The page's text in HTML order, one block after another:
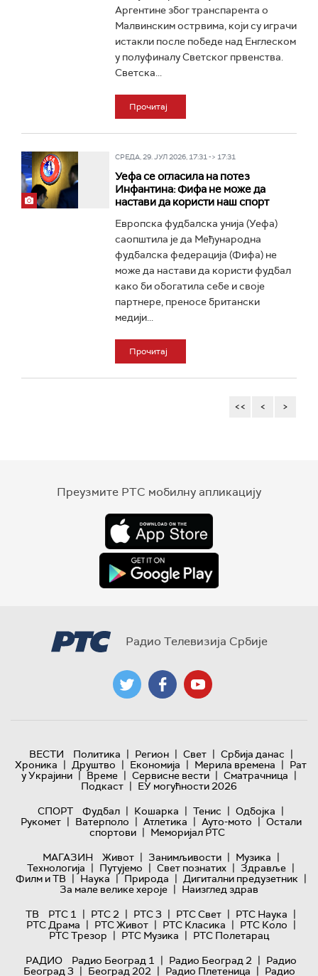
Аргентине због транспарента о
Малвинским острвима, који су играчи
истакли после победе над Енглеском
у полуфиналу Светског првенства.
Светска...
Прочитај
СРЕДА, 29. ЈУЛ 2026, 17:31 -> 17:31
Уефа се огласила на потез
Инфантина: Фифа не може да
настави да користи наш спорт
Европска фудбалска унија (Уефа)
саопштила је да Међународна
фудбалска федерација (Фифа) не
може да настави да користи фудбал
како би обогатила себе и своје
партнере, преносе британски
медији...
Прочитај
<< < >
Преузмите РТС мобилну апликацију
Радио Телевизија Србије
ВЕСТИ Политика | Регион | Свет | Србија данас |
Хроника | Друштво | Економија | Мерила времена | Рат
у Украјини | Време | Сервисне вести | Сматрачница |
Подкаст | ЕУ могућности 2026
СПОРТ
Фудбал | Кошарка | Тенис | Одбојка |
Рукомет | Ватерполо | Атлетика | Ауто-мото | Остали
спортови | Меморијал РТС
МАГАЗИН
Живот | Занимљивости | Музика |
Технологијa | Путујемо | Свет познатих | Здравље |
Филм и ТВ | Наука | Природа | Дигитални предузетник |
За мале велике хероје | Наизглед здрав
ТВ
РТС 1 | РТС 2 | РТС 3 | РТС Свет | РТС Наука |
РТС Драма | РТС Живот | РТС Класика | РТС Коло |
РТС Трезор | РТС Музика | РТС Полетарац
РАДИО
Радио Београд 1 | Радио Београд 2 | Радио
Београд 3 | Београд 202 | Радио Плетеница | Радио